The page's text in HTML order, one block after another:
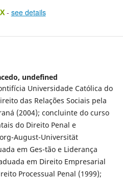
- see details
undefined
Universidade Católica do
das Relações Sociais pela
(2004); concluinte do curso
do Direito Penal e
August-Universität
em Ges-tão e Liderança
em Direito Empresarial
Processual Penal (1999);